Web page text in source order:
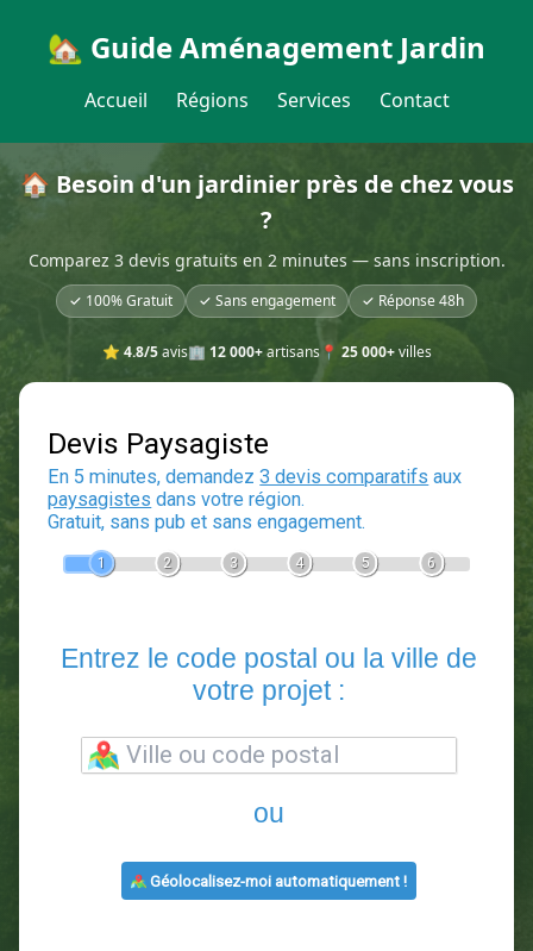
🏡 Guide Aménagement Jardin
Accueil Régions Services Contact
🏠 Besoin d'un jardinier près de chez vous
?
Comparez 3 devis gratuits en 2 minutes — sans inscription.
✓ 100% Gratuit ✓ Sans engagement ✓ Réponse 48h
⭐ 4.8/5avis🏢 12 000+artisans📍 25 000+villes
Devis Paysagiste
En 5 minutes, demandez3 devis comparatifs
2 3
Entrez le code postal ou la